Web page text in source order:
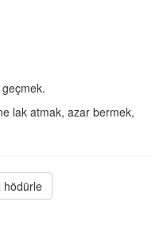
lak atmak, azar bermek,
hödürle